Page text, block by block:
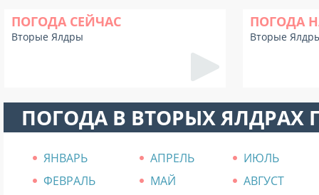
ПОГОДА СЕЙЧАС
Вторые Ялдры
ПОГОДА
Вторые
ПОГОДА В ВТОРЫХ ЯЛДРАХ
ЯНВАРЬ АПРЕЛЬ
ИЮЛЬ
ФЕВРАЛЬ
МАЙ
АВГУСТ